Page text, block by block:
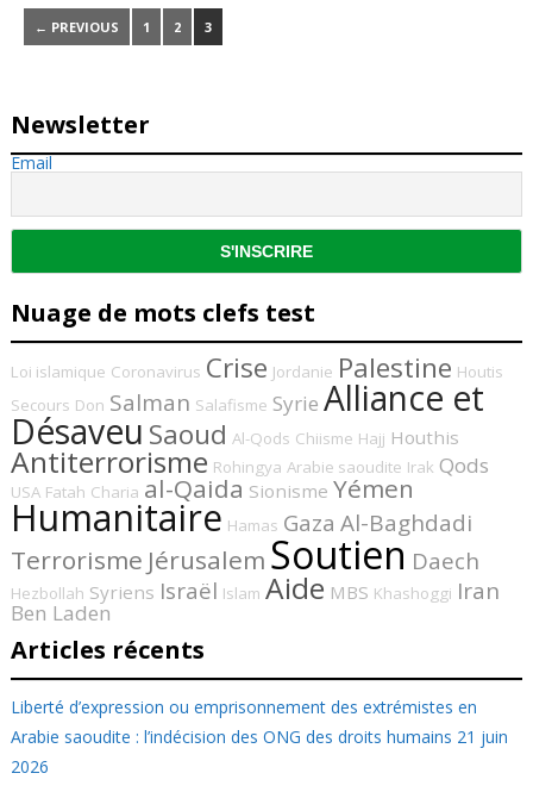
← PREVIOUS 1 2 3
Newsletter
Email
Nuage de mots clefs test
Loi islamique Coronavirus Crise Jordanie Palestine Houtis
Secours Don Salman Salafisme Syrie Alliance et
Désaveu Saoud Al-Qods Chiisme Hajj Houthis
Antiterrorisme Rohingya Arabie saoudite Irak Qods
USA Fatah Charia al-Qaida Sionisme Yémen
Humanitaire Hamas Gaza Al-Baghdadi
Terrorisme Jérusalem Soutien Daech
Hezbollah Syriens Israël Islam Aide MBS Khashoggi Iran
Ben Laden
Articles récents
Liberté d’expression ou emprisonnement des extrémistes en
Arabie saoudite : l’indécision des ONG des droits humains 21 juin
2026